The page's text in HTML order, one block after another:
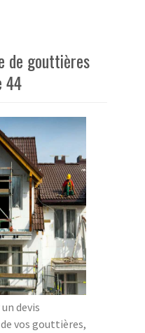
de gouttières
44
devis
vos gouttières,